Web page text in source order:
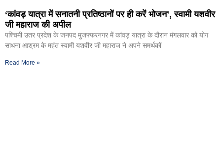
‘कांवड़ यात्रा में सनातनी प्रतिष्ठानों पर ही करें भोजन’, स्वामी यशवीर
जी महाराज की अपील
पश्चिमी उतर प्रदेश के जनपद मुजफ्फरनगर में कांवड़ यात्रा के दौरान मंगलवार को योग
साधना आश्रम के महंत स्वामी यशवीर जी महाराज ने अपने समर्थकों
Read More »